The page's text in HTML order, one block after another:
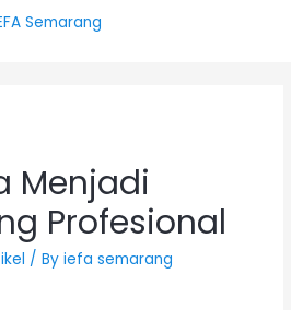
Menjadi
Profesional
/ Byiefa semarang